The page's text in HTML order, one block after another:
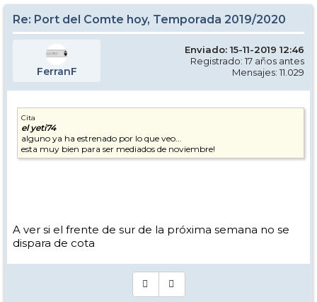
Re: Port del Comte hoy, Temporada 2019/2020
FerranF
Enviado: 15-11-2019 12:46
Registrado: 17 años antes
Mensajes: 11.029
Cita
el yeti74
alguno ya ha estrenado por lo que veo...
esta muy bien para ser mediados de noviembre!
A ver si el frente de sur de la próxima semana no se
dispara de cota